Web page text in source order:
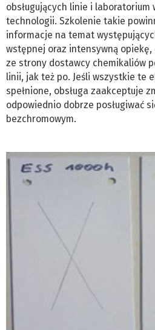
obsługujących linie i laboratorium
technologii. Szkolenie takie
informacje na temat
wstępnej oraz intensywną
ze strony dostawcy chemikaliów
linii, jak też po. Jeśli wszystkie te
spełnione, obsługa zaakceptuje
odpowiednio dobrze posługiwać
bezchromowym.